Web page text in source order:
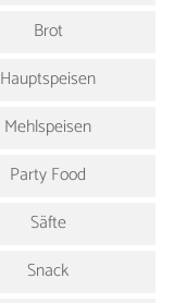
Brot
Hauptspeisen
Mehlspeisen
Party Food
Säfte
Snack